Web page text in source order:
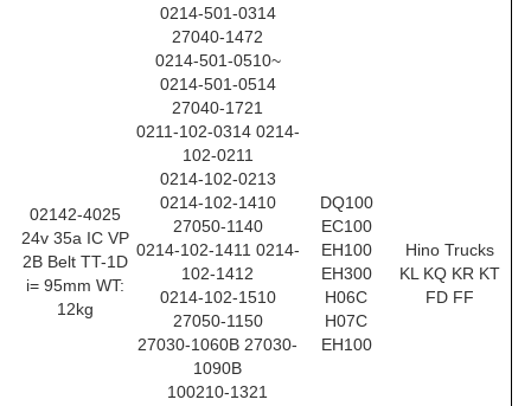
0214-501-0314
27040-1472
0214-501-0510~
0214-501-0514
27040-1721
02142-4025
24v 35a IC VP
2B Belt TT-1D
i= 95mm WT:
12kg
0211-102-0314 0214-
102-0211
0214-102-0213
0214-102-1410
27050-1140
0214-102-1411 0214-
102-1412
0214-102-1510
27050-1150
27030-1060B 27030-
1090B
100210-1321
DQ100
EC100
EH100
EH300
H06C
H07C
EH100
Hino Trucks
KL KQ KR KT
FD FF